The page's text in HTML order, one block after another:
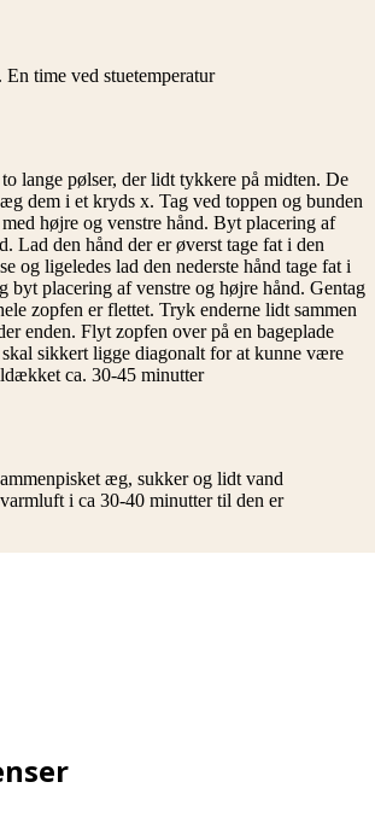
time ved stuetemperatur
lange pølser, der lidt tykkere på midten. De
dem i et kryds x. Tag ved toppen og bunden
højre og venstre hånd. Byt placering af
Lad den hånd der er øverst tage fat i den
og ligeledes lad den nederste hånd tage fat i
byt placering af venstre og højre hånd. Gentag
zopfen er flettet. Tryk enderne lidt sammen
enden. Flyt zopfen over på en bageplade
sikkert ligge diagonalt for at kunne være
ca. 30-45 minutter
æg, sukker og lidt vand
i ca 30-40 minutter til den er